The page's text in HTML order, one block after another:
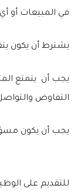
في المبيعات أو
يشترط أن يكون
يجب أن يتمتع
التفاوض
يجب أن يكون
للتقديم على